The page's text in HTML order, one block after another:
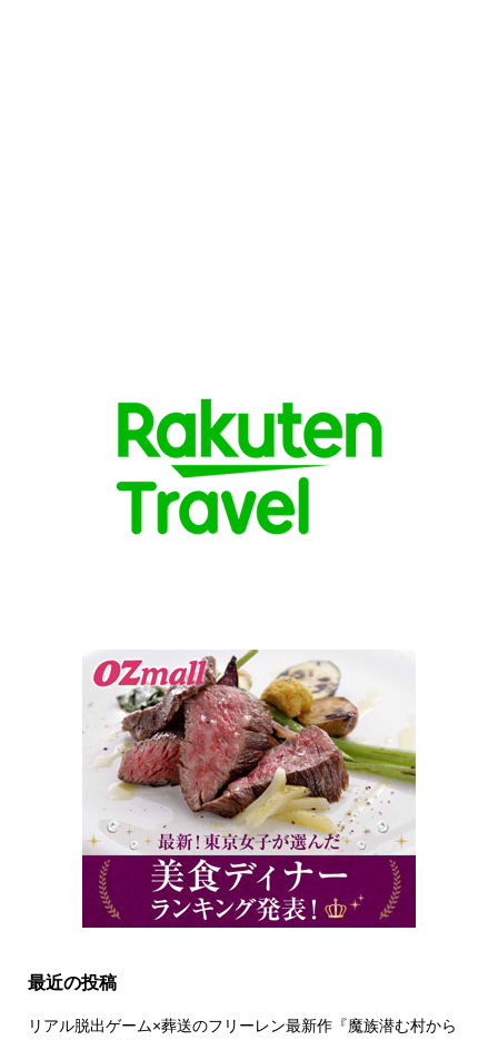
最近の投稿
リアル脱出ゲーム×葬送のフリーレン最新作『魔族潜む村から